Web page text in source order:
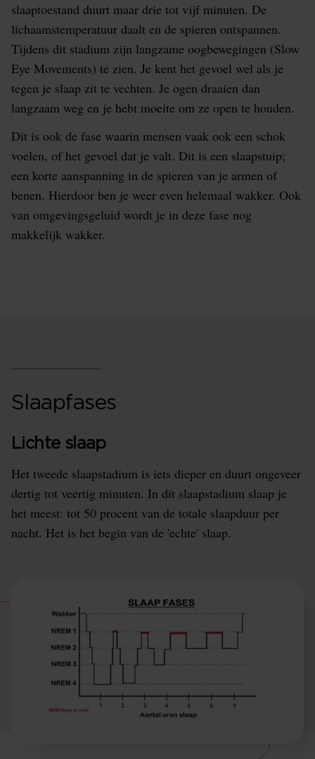
slaaptoestand duurt maar drie tot vijf minuten. De
lichaamstemperatuur daalt en de spieren ontspannen.
Tijdens dit stadium zijn langzame oogbewegingen (Slow
Eye Movements) te zien. Je kent het gevoel wel als je
tegen je slaap zit te vechten. Je ogen draaien dan
langzaam weg en je hebt moeite om ze open te houden.
Dit is ook de fase waarin mensen vaak ook een schok
voelen, of het gevoel dat je valt. Dit is een slaapstuip;
een korte aanspanning in de spieren van je armen of
benen. Hierdoor ben je weer even helemaal wakker. Ook
van omgevingsgeluid wordt je in deze fase nog
makkelijk wakker.
Slaapfases
Lichte slaap
Het tweede slaapstadium is iets dieper en duurt ongeveer
dertig tot veertig minuten. In dit slaapstadium slaap je
het meest: tot 50 procent van de totale slaapduur per
nacht. Het is het begin van de 'echte' slaap.